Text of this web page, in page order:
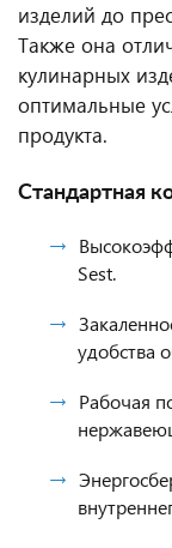
изделий до
Также она
кулинарных
оптимальные
продукта.
Стандартная
Sest.
удобства
Рабочая